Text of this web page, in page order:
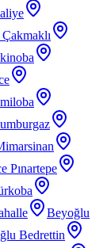
Pınartepe
Beyoğlu
Bedrettin